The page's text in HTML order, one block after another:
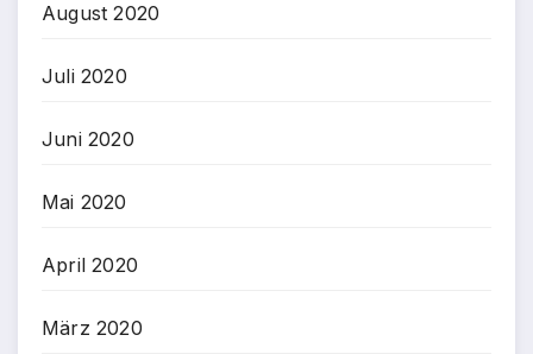
August 2020
Juli 2020
Juni 2020
Mai 2020
April 2020
März 2020